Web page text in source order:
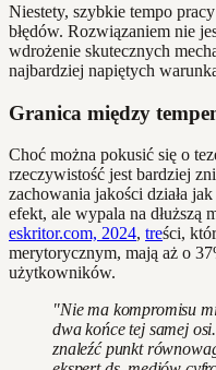
Niestety, szybkie tempo
błędów. Rozwiązaniem nie
wdrożenie skutecznych
najbardziej napiętych
Granica między
Choć można pokusić się o
rzeczywistość jest bardziej
zachowania jakości działa
efekt, ale wypala na dłuższą
eskritor.com, 2024, treści,
merytorycznym, mają aż o
użytkowników.
"Nie ma kompromisu
dwa końce tej samej
znaleźć punkt